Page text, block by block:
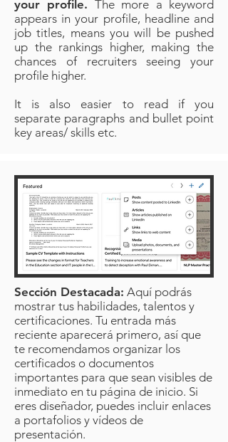
your profile. The more a keyword
appears in your profile, headline and
job titles, means you will be pushed
up the rankings higher, making the
chances of recruiters seeing your
profile higher.
It is also easier to read if you
separate paragraphs and bullet point
key areas/ skills etc.
Sección Destacada: Aquí podrás
mostrar tus habilidades, talentos y
certificaciones. Tu entrada más
reciente aparecerá primero, así que
te recomendamos organizar los
certificados o documentos
importantes para que sean visibles de
inmediato en tu página de inicio. Si
eres diseñador, puedes incluir enlaces
a portafolios y vídeos de
presentación.